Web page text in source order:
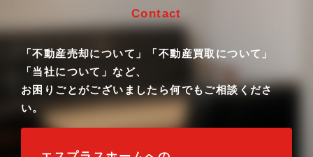
Contact
「不動産売却について」「不動産買取について」
「当社について」など、
お困りごとがございましたら何でもご相談くださ
い。